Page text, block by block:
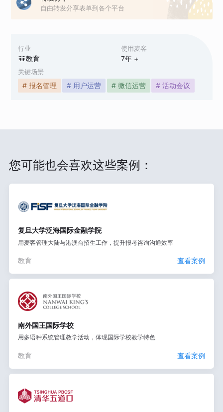
行业
教育
使用麦客
7年 +
关键场景
# 报名管理 # 用户运营 # 微信运营 # 活动会议
自由转发分享表单到各个平台
您可能也会喜欢这些案例：
复旦大学泛海国际金融学院
用麦客管理大陆与港澳台招生工作，提升报考咨询沟通效率
教育 查看案例
南外国王国际学校
用多语种系统管理教学活动，体现国际学校教学特色
教育 查看案例